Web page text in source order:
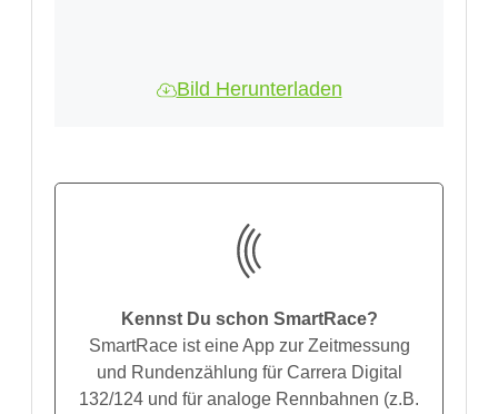
Bild Herunterladen
Kennst Du schon SmartRace?
SmartRace ist eine App zur Zeitmessung
und Rundenzählung für Carrera Digital
132/124 und für analoge Rennbahnen (z.B.